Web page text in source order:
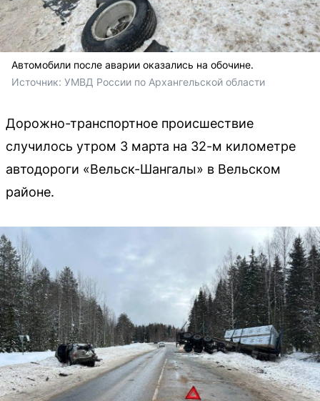
Автомобили после аварии оказались на обочине.
Источник: УМВД России по Архангельской области
Дорожно-транспортное происшествие
случилось утром 3 марта на 32-м километре
автодороги «Вельск-Шангалы» в Вельском
районе.